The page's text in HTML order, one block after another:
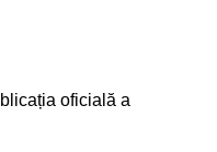
oficială a